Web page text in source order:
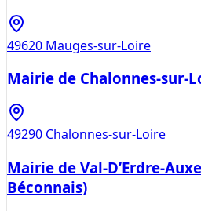
49620 Mauges-sur-Loire
Mairie de Chalonnes-sur-
49290 Chalonnes-sur-Loire
Mairie de Val-D’Erdre-
Béconnais)